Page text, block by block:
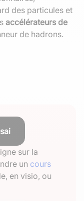
des particules et
accélérateurs de
de hadrons.
sur la
un cours
en visio, ou